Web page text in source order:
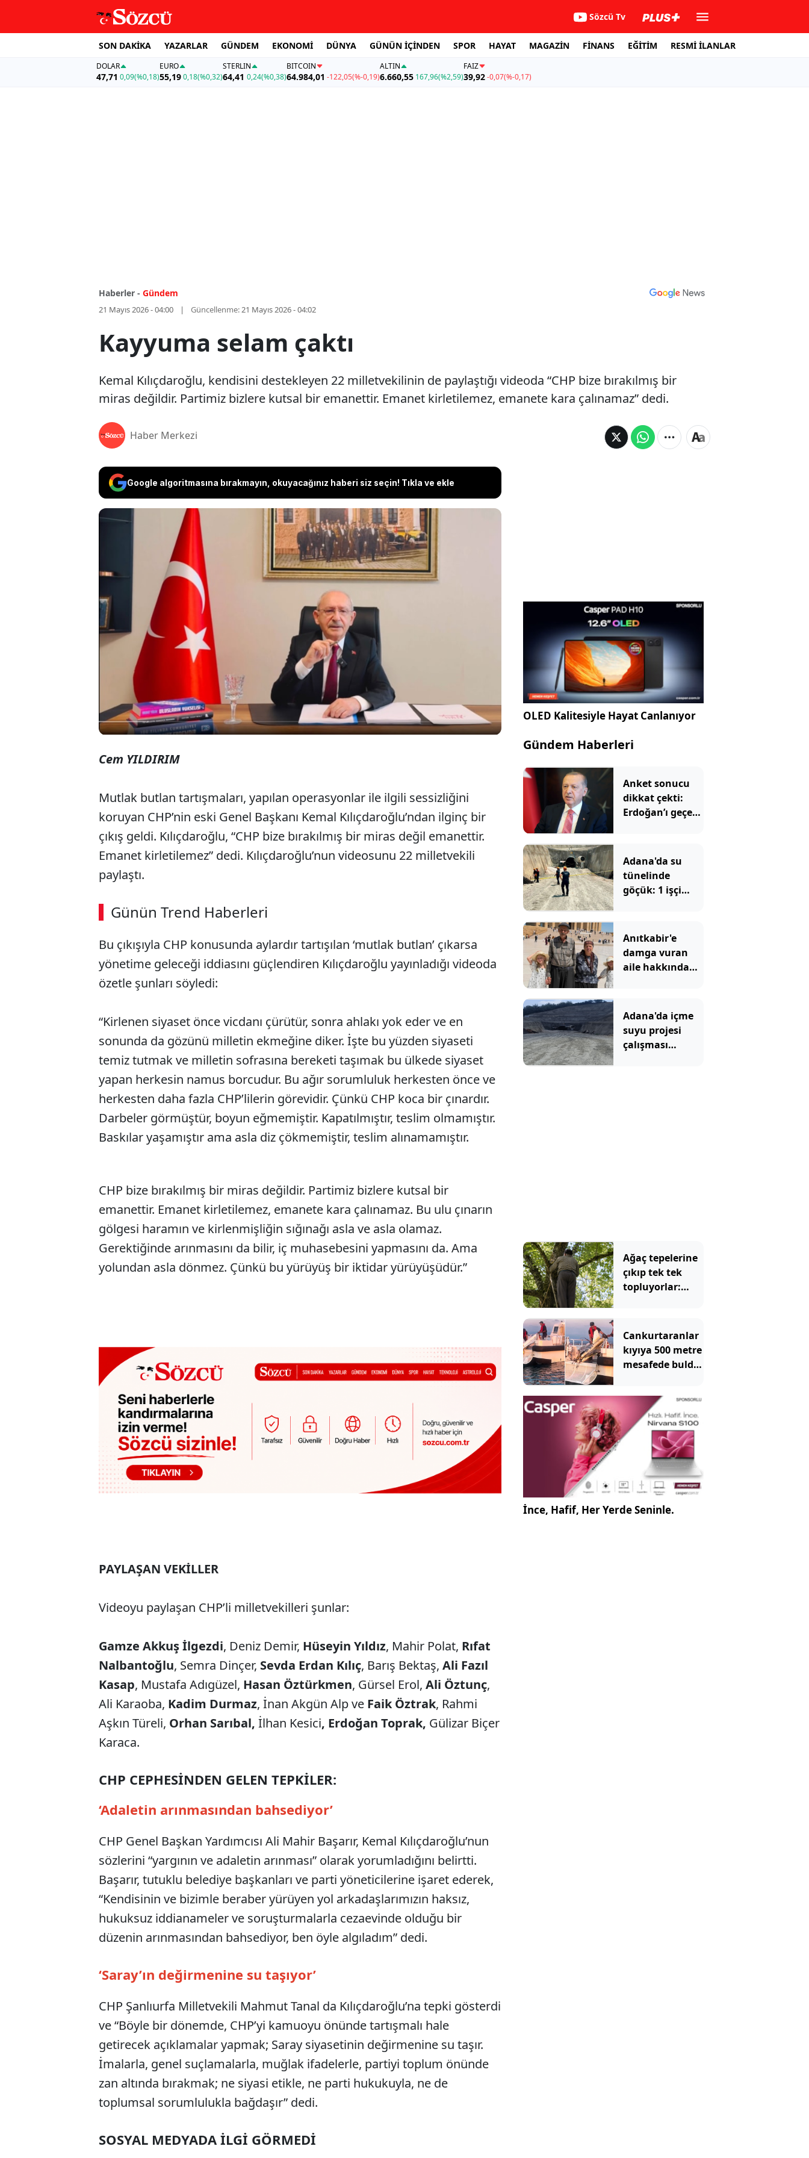
Sözcü Tv
SON DAKİKA YAZARLAR GÜNDEM EKONOMİ DÜNYA GÜNÜN İÇİNDEN SPOR HAYAT MAGAZİN FİNANS EĞİTİM RESMİ İLANLAR
DOLAR
47,71 0,09(%0,18)
EURO
55,19 0,18(%0,32)
STERLIN
64,41 0,24(%0,38)
BITCOIN
64.984,01 -122,05(%-0,19)
ALTIN
6.660,55 167,96(%2,59)
FAİZ
39,92-0,07(%-0,17)
Haberler - Gündem
21 Mayıs 2026 - 04:00 Güncellenme:21 Mayıs 2026 - 04:02
Kayyuma selam çaktı
Kemal Kılıçdaroğlu, kendisini destekleyen 22 milletvekilinin de paylaştığı videoda “CHP bize bırakılmış bir
miras değildir. Partimiz bizlere kutsal bir emanettir. Emanet kirletilemez, emanete kara çalınamaz” dedi.
Haber Merkezi
Google algoritmasına bırakmayın, okuyacağınız haberi siz seçin! Tıkla ve ekle
Kemal Kılıçdaroğlu, kendisini destekleyen 22 milletvekilinin de
paylaştığı videoda “CHP bize bırakılmış bir miras değildir.
Partimiz bizlere kutsal bir emanettir. Emanet kirletilemez,
emanete kara çalınamaz” dedi.
Cem YILDIRIM
Mutlak butlan tartışmaları, yapılan operasyonlar ile ilgili sessizliğini
koruyan CHP’nin eski Genel Başkanı Kemal Kılıçdaroğlu’ndan ilginç bir
çıkış geldi. Kılıçdaroğlu, “CHP bize bırakılmış bir miras değil emanettir.
Emanet kirletilemez” dedi. Kılıçdaroğlu’nun videosunu 22 milletvekili
paylaştı.
Günün Trend Haberleri
00:02 / 08:43
Sesi Aç
Bu çıkışıyla CHP konusunda aylardır tartışılan ‘mutlak butlan’ çıkarsa
yönetime geleceği iddiasını güçlendiren Kılıçdaroğlu yayınladığı videoda
özetle şunları söyledi:
“Kirlenen siyaset önce vicdanı çürütür, sonra ahlakı yok eder ve en
sonunda da gözünü milletin ekmeğine diker. İşte bu yüzden siyaseti
temiz tutmak ve milletin sofrasına bereketi taşımak bu ülkede siyaset
yapan herkesin namus borcudur. Bu ağır sorumluluk herkesten önce ve
herkesten daha fazla CHP’lilerin görevidir. Çünkü CHP koca bir çınardır.
Darbeler görmüştür, boyun eğmemiştir. Kapatılmıştır, teslim olmamıştır.
Baskılar yaşamıştır ama asla diz çökmemiştir, teslim alınamamıştır.
CHP bize bırakılmış bir miras değildir. Partimiz bizlere kutsal bir
emanettir. Emanet kirletilemez, emanete kara çalınamaz. Bu ulu çınarın
gölgesi haramın ve kirlenmişliğin sığınağı asla ve asla olamaz.
Gerektiğinde arınmasını da bilir, iç muhasebesini yapmasını da. Ama
yolundan asla dönmez. Çünkü bu yürüyüş bir iktidar yürüyüşüdür.”
PAYLAŞAN VEKİLLER
Videoyu paylaşan CHP’li milletvekilleri şunlar:
Gamze Akkuş İlgezdi, Deniz Demir, Hüseyin Yıldız, Mahir Polat, Rıfat
Nalbantoğlu, Semra Dinçer, Sevda Erdan Kılıç, Barış Bektaş, Ali Fazıl
Kasap, Mustafa Adıgüzel, Hasan Öztürkmen, Gürsel Erol, Ali Öztunç,
Ali Karaoba, Kadim Durmaz, İnan Akgün Alp ve Faik Öztrak, Rahmi
Aşkın Türeli, Orhan Sarıbal, İlhan Kesici, Erdoğan Toprak, Gülizar Biçer
Karaca.
CHP CEPHESİNDEN GELEN TEPKİLER:
‘Adaletin arınmasından bahsediyor’
CHP Genel Başkan Yardımcısı Ali Mahir Başarır, Kemal Kılıçdaroğlu’nun
sözlerini “yargının ve adaletin arınması” olarak yorumladığını belirtti.
Başarır, tutuklu belediye başkanları ve parti yöneticilerine işaret ederek,
“Kendisinin ve bizimle beraber yürüyen yol arkadaşlarımızın haksız,
hukuksuz iddianameler ve soruşturmalarla cezaevinde olduğu bir
düzenin arınmasından bahsediyor, ben öyle algıladım” dedi.
‘Saray’ın değirmenine su taşıyor’
CHP Şanlıurfa Milletvekili Mahmut Tanal da Kılıçdaroğlu’na tepki gösterdi
ve “Böyle bir dönemde, CHP’yi kamuoyu önünde tartışmalı hale
getirecek açıklamalar yapmak; Saray siyasetinin değirmenine su taşır.
İmalarla, genel suçlamalarla, muğlak ifadelerle, partiyi toplum önünde
zan altında bırakmak; ne siyasi etikle, ne parti hukukuyla, ne de
toplumsal sorumlulukla bağdaşır” dedi.
SOSYAL MEDYADA İLGİ GÖRMEDİ
OLED Kalitesiyle Hayat Canlanıyor
Gündem Haberleri
Anket sonucu
dikkat çekti:
Erdoğan’ı geçen
Adana'da su
tünelinde
göçük: 1 işçi
yaralandı
Anıtkabir'e
damga vuran
aile hakkında
Adana'da içme
suyu projesi
çalışması
Ağaç tepelerine
çıkıp tek tek
topluyorlar:
dayanacak
Cankurtaranlar
kıyıya 500 metre
mesafede buldu!
ekipler geldi
İnce, Hafif, Her Yerde Seninle.